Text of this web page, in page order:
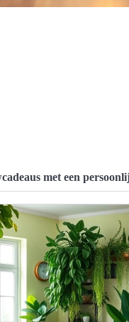
met een